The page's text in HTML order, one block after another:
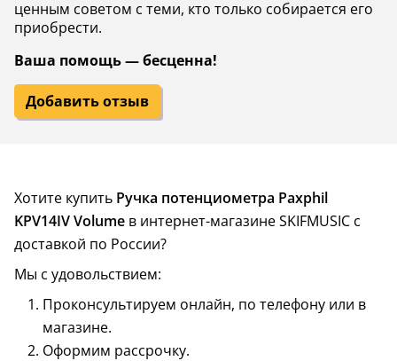
ценным советом с теми, кто только собирается его
приобрести.
Ваша помощь — бесценна!
Добавить отзыв
Хотите купить Ручка потенциометра Paxphil
KPV14IV Volume в интернет-магазине SKIFMUSIC с
доставкой по России?
Мы с удовольствием:
Проконсультируем онлайн, по телефону или в
магазине.
Оформим рассрочку.